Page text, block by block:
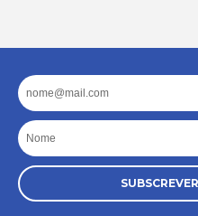
Email
Nome